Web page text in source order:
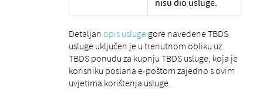
Detaljan opis usluge gore navedene TBDS
usluge uključen je u trenutnom obliku uz
TBDS ponudu za kupnju TBDS usluge, koja je
korisniku poslana e-poštom zajedno s ovim
uvjetima korištenja usluge.